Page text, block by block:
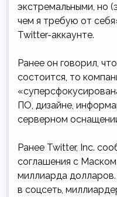
экстремальными, но
чем я требую от
Twitter-аккаунте.
Ранее он говорил,
состоится, то
ПО, дизайне,
серверном
Ранее Twitter, Inc.
соглашения с
миллиарда
в соцсеть,